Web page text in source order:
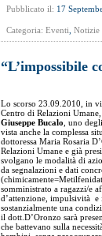
Pubblicato il: 17
Categoria: Eventi Notizie
“L’impossibile
Lo scorso 23.09.2010, in
Centro di Relazioni
Giuseppe Bucalo , uno
vista anche la complessa
dottoressa Maria Rosaria
Relazioni Umane e già
svolgano le modalità di
da segnalazioni e dati
somministrato a ragazzi/e
d’attenzione, impulsività
sostanzialmente una
il dott.D’Oronzo sarà
che battevano sulla